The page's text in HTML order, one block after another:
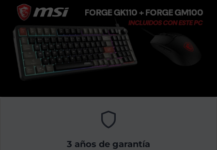
3 años de garantía